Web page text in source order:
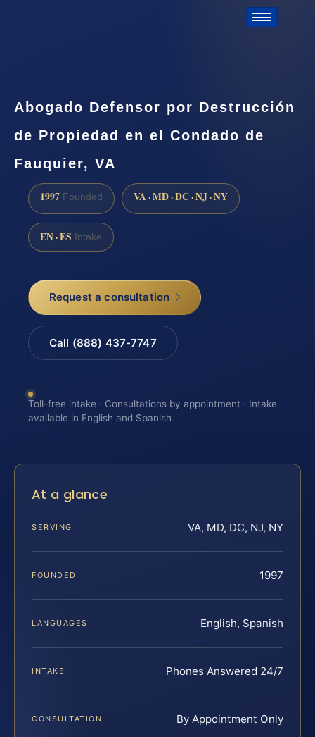
Abogado Defensor por Destrucción
de Propiedad en el Condado de
Fauquier, VA
1997 Founded VA · MD · DC · NJ · NY
EN · ES Intake
Request a consultation
Call (888) 437-7747
Toll-free intake · Consultations by appointment · Intake
available in English and Spanish
At a glance
SERVING VA, MD, DC, NJ, NY
FOUNDED 1997
LANGUAGES English, Spanish
INTAKE Phones Answered 24/7
CONSULTATION By Appointment Only